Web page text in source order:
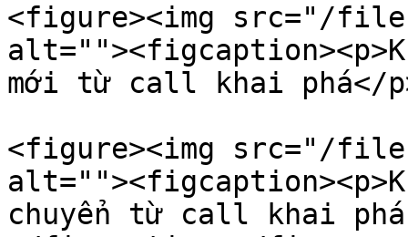
<figure><img src="/files/
mới từ call khai phá</
<figure><img src="/files/
chuyển từ call khai